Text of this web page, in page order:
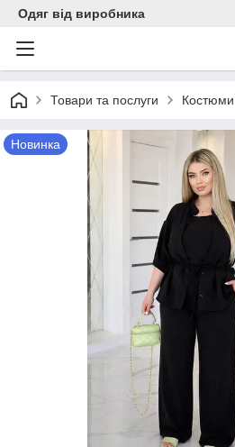
Одяг від виробника
Товари та послуги Костюми
Новинка